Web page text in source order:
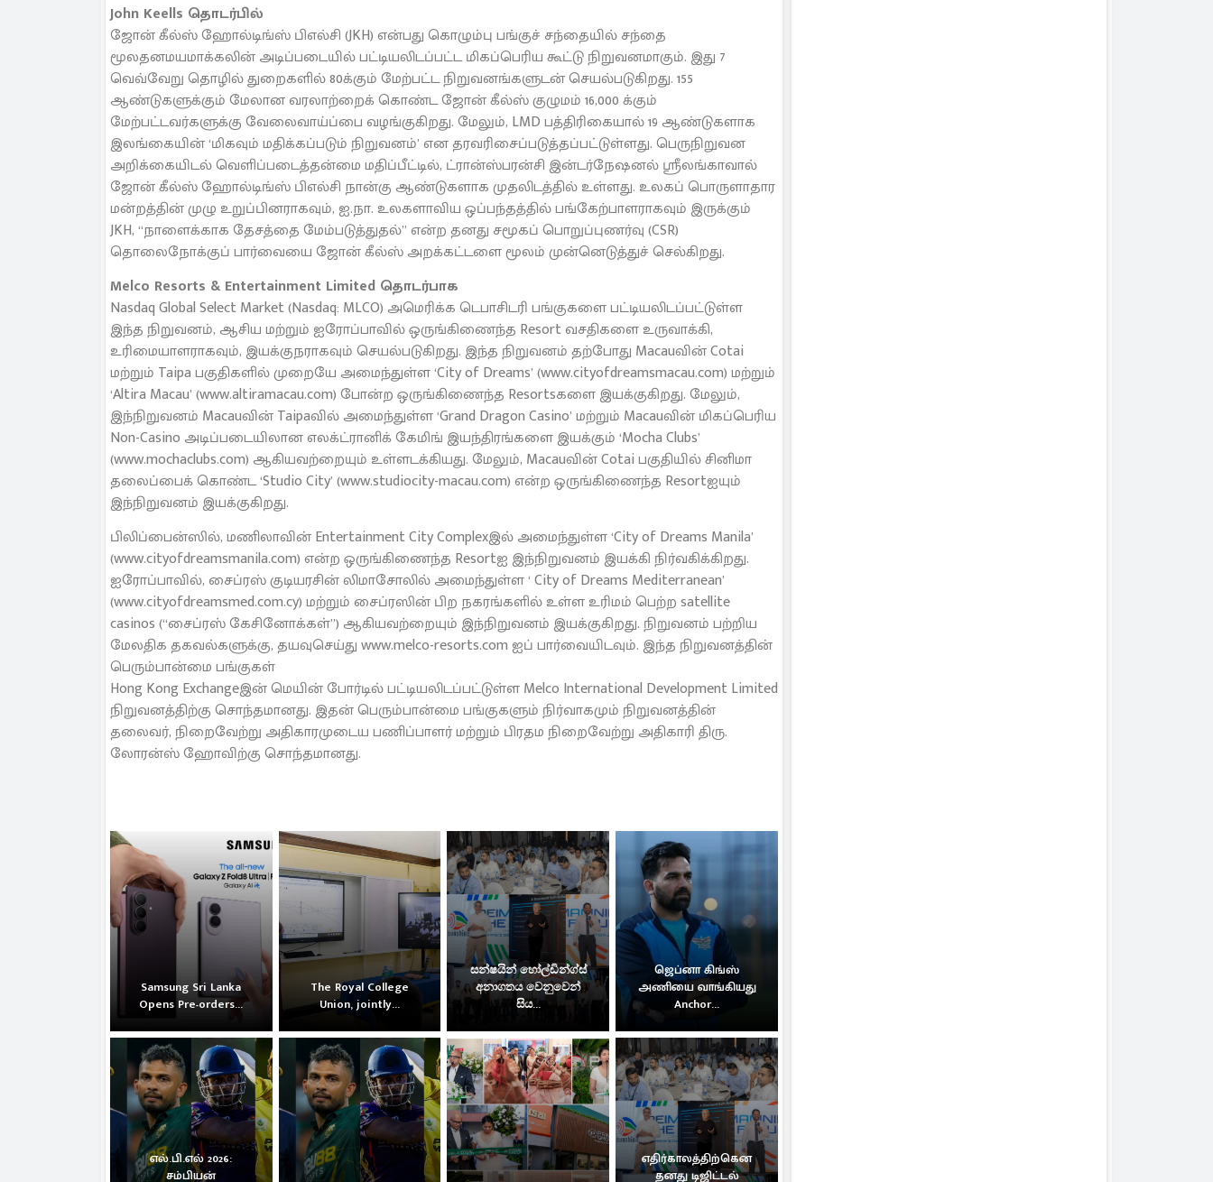
John Keells தொடர்பில்
ஜோன் கீல்ஸ் ஹோல்டிங்ஸ் பிஎல்சி (JKH) என்பது கொழும்பு பங்குச் சந்தையில் சந்தை
மூலதனமயமாக்கலின் அடிப்படையில் பட்டியலிடப்பட்ட மிகப்பெரிய கூட்டு நிறுவனமாகும். இது 7
வெவ்வேறு தொழில் துறைகளில் 80க்கும் மேற்பட்ட நிறுவனங்களுடன் செயல்படுகிறது. 155
ஆண்டுகளுக்கும் மேலான வரலாற்றைக் கொண்ட ஜோன் கீல்ஸ் குழுமம் 16,000 க்கும்
மேற்பட்டவர்களுக்கு வேலைவாய்ப்பை வழங்குகிறது. மேலும், LMD பத்திரிகையால் 19 ஆண்டுகளாக
இலங்கையின் ‘மிகவும் மதிக்கப்படும் நிறுவனம்’ என தரவரிசைப்படுத்தப்பட்டுள்ளது. பெருநிறுவன
அறிக்கையிடல் வெளிப்படைத்தன்மை மதிப்பீட்டில், ட்ரான்ஸ்பரன்சி இன்டர்நேஷனல் ஸ்ரீலங்காவால்
ஜோன் கீல்ஸ் ஹோல்டிங்ஸ் பிஎல்சி நான்கு ஆண்டுகளாக முதலிடத்தில் உள்ளது. உலகப் பொருளாதார
மன்றத்தின் முழு உறுப்பினராகவும், ஐ.நா. உலகளாவிய ஒப்பந்தத்தில் பங்கேற்பாளராகவும் இருக்கும்
JKH, “நாளைக்காக தேசத்தை மேம்படுத்துதல்” என்ற தனது சமூகப் பொறுப்புணர்வு (CSR)
தொலைநோக்குப் பார்வையை ஜோன் கீல்ஸ் அறக்கட்டளை மூலம் முன்னெடுத்துச் செல்கிறது.
Melco Resorts & Entertainment Limited தொடர்பாக
Nasdaq Global Select Market (Nasdaq: MLCO) அமெரிக்க டெபாசிடரி பங்குகளை பட்டியலிடப்பட்டுள்ள
இந்த நிறுவனம், ஆசிய மற்றும் ஐரோப்பாவில் ஒருங்கிணைந்த Resort வசதிகளை உருவாக்கி,
உரிமையாளராகவும், இயக்குநராகவும் செயல்படுகிறது. இந்த நிறுவனம் தற்போது Macauவின் Cotai
மற்றும் Taipa பகுதிகளில் முறையே அமைந்துள்ள ‘City of Dreams’ (www.cityofdreamsmacau.com) மற்றும்
‘Altira Macau’ (www.altiramacau.com) போன்ற ஒருங்கிணைந்த Resortsகளை இயக்குகிறது. மேலும்,
இந்நிறுவனம் Macauவின் Taipaவில் அமைந்துள்ள ‘Grand Dragon Casino’ மற்றும் Macauவின் மிகப்பெரிய
Non-Casino அடிப்படையிலான எலக்ட்ரானிக் கேமிங் இயந்திரங்களை இயக்கும் ‘Mocha Clubs’
(www.mochaclubs.com) ஆகியவற்றையும் உள்ளடக்கியது. மேலும், Macauவின் Cotai பகுதியில் சினிமா
தலைப்பைக் கொண்ட ‘Studio City’ (www.studiocity-macau.com) என்ற ஒருங்கிணைந்த Resortஐயும்
இந்நிறுவனம் இயக்குகிறது.
பிலிப்பைன்ஸில், மணிலாவின் Entertainment City Complexஇல் அமைந்துள்ள ‘City of Dreams Manila’
(www.cityofdreamsmanila.com) என்ற ஒருங்கிணைந்த Resortஐ இந்நிறுவனம் இயக்கி நிர்வகிக்கிறது.
ஐரோப்பாவில், சைப்ரஸ் குடியரசின் லிமாசோலில் அமைந்துள்ள ‘ City of Dreams Mediterranean’
(www.cityofdreamsmed.com.cy) மற்றும் சைப்ரஸின் பிற நகரங்களில் உள்ள உரிமம் பெற்ற satellite
casinos (“சைப்ரஸ் கேசினோக்கள்”) ஆகியவற்றையும் இந்நிறுவனம் இயக்குகிறது. நிறுவனம் பற்றிய
மேலதிக தகவல்களுக்கு, தயவுசெய்து www.melco-resorts.com ஐப் பார்வையிடவும். இந்த நிறுவனத்தின்
பெரும்பான்மை பங்குகள்
Hong Kong Exchangeஇன் மெயின் போர்டில் பட்டியலிடப்பட்டுள்ள Melco International Development Limited
நிறுவனத்திற்கு சொந்தமானது. இதன் பெரும்பான்மை பங்குகளும் நிர்வாகமும் நிறுவனத்தின்
தலைவர், நிறைவேற்று அதிகாரமுடைய பணிப்பாளர் மற்றும் பிரதம நிறைவேற்று அதிகாரி திரு.
லோரன்ஸ் ஹோவிற்கு சொந்தமானது.
Samsung Sri Lanka
Opens Pre-orders...
The Royal College
Union, jointly...
සන්ෂයින් හෝල්ඩින්ග්ස්
අනාගතය වෙනුවෙන්
සිය...
ஜெப்னா கிங்ஸ்
அணியை வாங்கியது
Anchor...
எல்.பி.எல் 2026:
சம்பியன்
எதிர்காலத்திற்கென
தனது டிஜிட்டல்